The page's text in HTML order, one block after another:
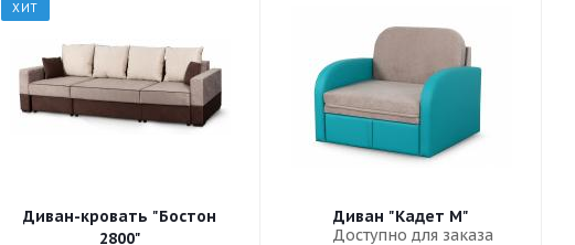
ХИТ
Диван-кровать "Бостон
2800"
Диван "Кадет М"
Доступно для заказа